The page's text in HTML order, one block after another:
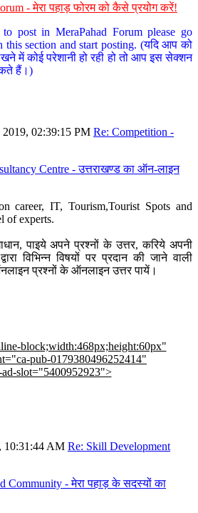
- मेरा पहाड़ फोरम को कैसे प्रयोग करें!
post in MeraPahad Forum please go
this section and start posting. (यदि आप को
में कोई परेशानी हो रही हो तो आप इस सेक्शन
हैं।)
02:39:15 PM Re: Competition -
Centre - उत्तराखण्ड का ऑन-लाइन
career, IT, Tourism,Tourist Spots and
of experts.
पाइये अपने प्रश्नों के उत्तर, करिये अपनी
विभिन्न विषयों पर प्रदान की जाने वाली
प्रश्नों के ऑनलाइन उत्तर पायें।
block;width:468px;height:60px"
pub-0179380496252414"
slot="5400952923">
10:31:44 AM Re: Skill Development
Community - मेरा पहाड़ के सदस्यों का